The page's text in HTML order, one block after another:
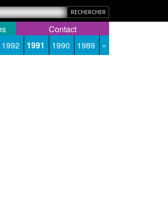
1992 1991 1990 1989 »
Contact